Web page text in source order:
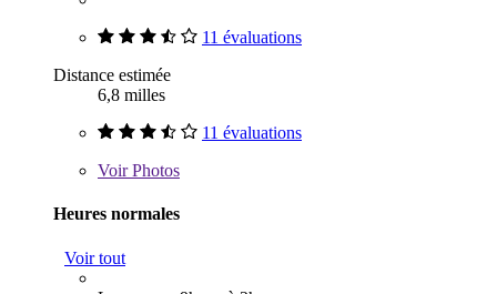
11 évaluations
Distance estimée
6,8 milles
11 évaluations
VoirPhotos
Heures normales
Voir tout